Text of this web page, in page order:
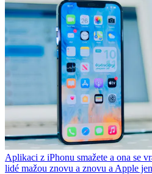
Aplikaci z iPhonu smažete a ona se
lidé mažou znovu a znovu a Apple